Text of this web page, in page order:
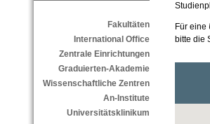
Fakultäten
International Office
Zentrale Einrichtungen
Graduierten-Akademie
Wissenschaftliche Zentren
An-Institute
Universitätsklinikum
Für eine
bitte die